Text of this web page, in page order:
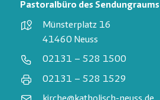
Pastoralbüro des Sendungraums
Münsterplatz 16
41460 Neuss
02131 – 528 1500
02131 – 528 1529